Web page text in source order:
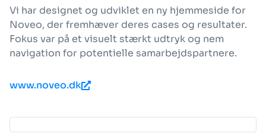
Vi har designet og udviklet en ny hjemmeside for
Noveo, der fremhæver deres cases og resultater.
Fokus var på et visuelt stærkt udtryk og nem
navigation for potentielle samarbejdspartnere.
www.noveo.dk